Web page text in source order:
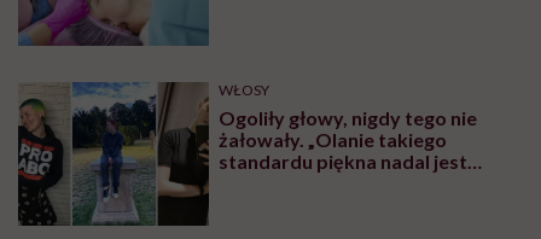
WŁOSY
Ogoliły głowy, nigdy tego nie
żałowały. „Olanie takiego
standardu piękna nadal jest